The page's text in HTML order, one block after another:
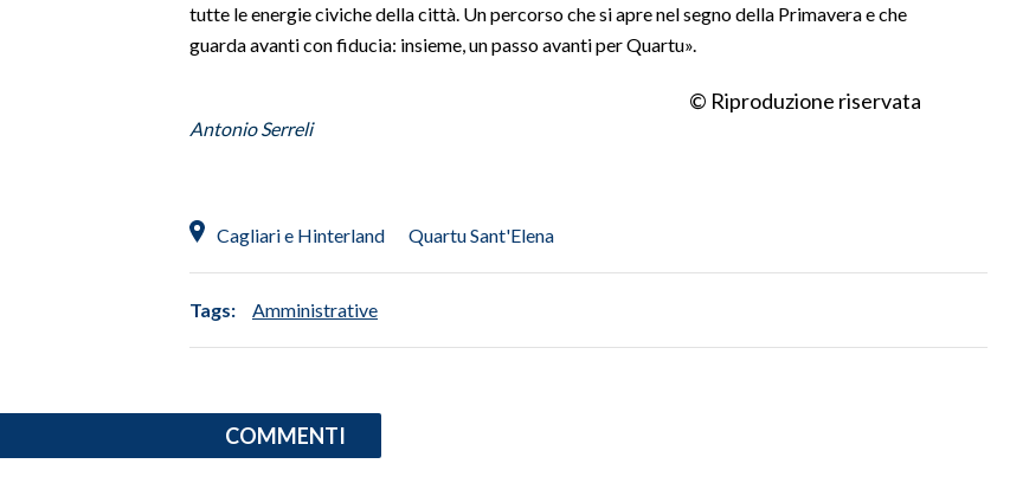
tutte le energie civiche della città. Un percorso che si apre nel segno della Primavera e che
guarda avanti con fiducia: insieme, un passo avanti per Quartu».
© Riproduzione riservata
Antonio Serreli
Cagliari e Hinterland Quartu Sant'Elena
Tags: Amministrative
COMMENTI